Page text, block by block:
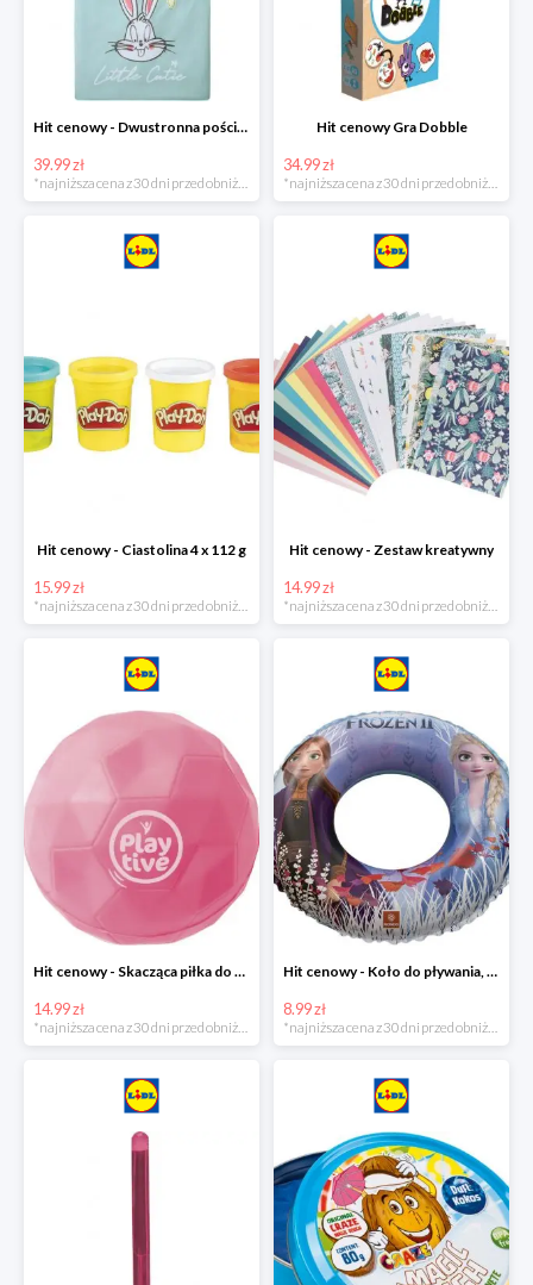
Hit cenowy - Dwustronna pościel z bawełny
39.99 zł
*najniższa cena z 30 dni przed obniżką
Hit cenowy Gra Dobble
34.99 zł
*najniższa cena z 30 dni przed obniżką
Hit cenowy - Ciastolina 4 x 112 g
15.99 zł
Hit cenowy - Zestaw kreatywny
14.99 zł
Hit cenowy - Skacząca piłka do wody lub superskacząca piłka
14.99 zł
*najniższa cena z 30 dni przed obniżką
Hit cenowy - Koło do pływania, rękawki lub piłka
8.99 zł
*najniższa cena z 30 dni przed obniżką